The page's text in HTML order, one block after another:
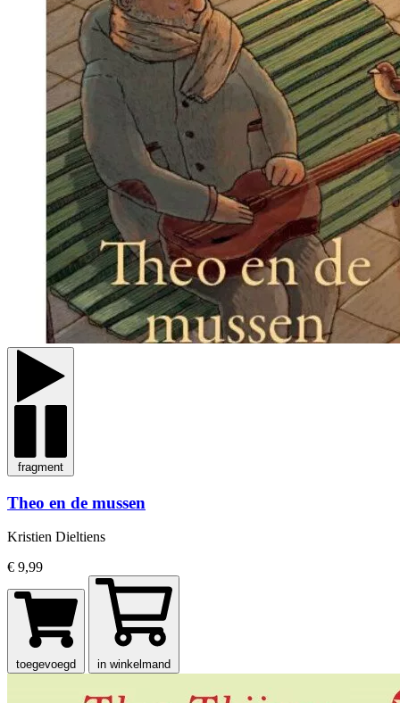
fragment
Theo en de mussen
Kristien Dieltiens
€ 9,99
toegevoegd in winkelmand